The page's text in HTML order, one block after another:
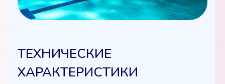
ТЕХНИЧЕСКИЕ
ХАРАКТЕРИСТИКИ